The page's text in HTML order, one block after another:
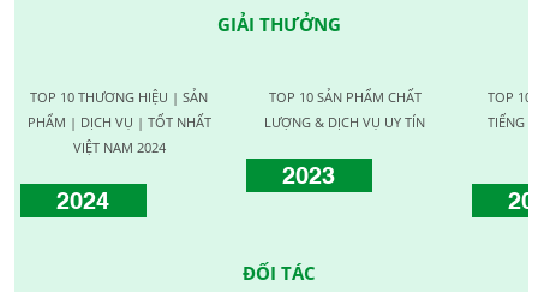
GIẢI THƯỞNG
TOP 10 THƯƠNG HIỆU | SẢN
PHẨM | DỊCH VỤ | TỐT NHẤT
VIỆT NAM 2024
2024
TOP 10 SẢN PHẨM CHẤT
LƯỢNG & DỊCH VỤ UY TÍN
2023
TOP 10
TIẾNG
ĐỐI TÁC